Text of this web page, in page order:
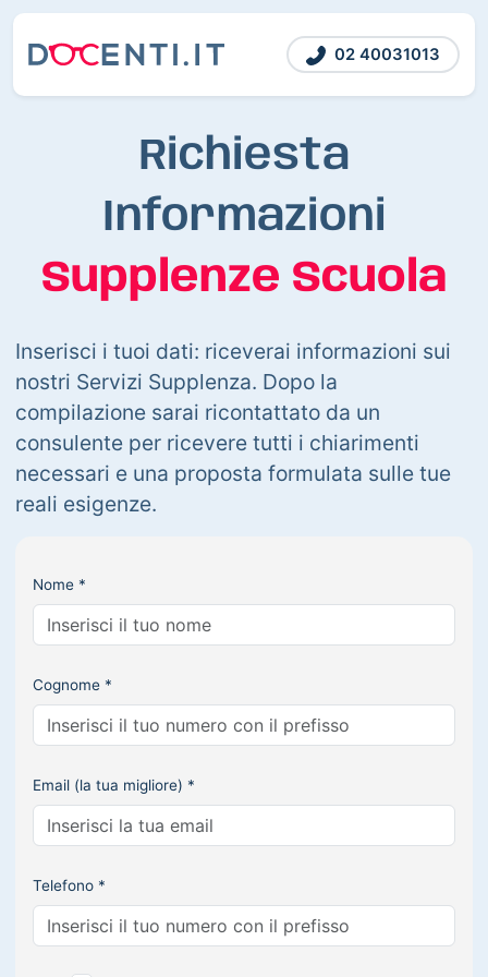
02 40031013
Richiesta
Informazioni
Supplenze Scuola
Inserisci i tuoi dati: riceverai informazioni sui
nostri Servizi Supplenza. Dopo la
compilazione sarai ricontattato da un
consulente per ricevere tutti i chiarimenti
necessari e una proposta formulata sulle tue
reali esigenze.
Nome *
Cognome *
Email (la tua migliore) *
Telefono *